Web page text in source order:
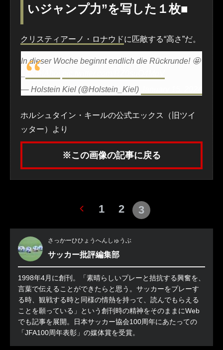
いジャンプ力”を写した１枚■
クリスティアーノ・ロナウドに匹敵する“高さ”だ。
In dieser Woche beginnt endlich die Rückrunde! 🤩
#KielAhoi
— Holstein Kiel (@Holstein_Kiel)
ホルシュタイン・キールの公式エックス（旧ツイ
ッター）より
※この画像の記事に戻る
1 2 3
さっかーひひょうへんしゅうぶ
サッカー批評編集部
1998年4月に創刊。「素晴らしいプレーと拮抗する興奮を、
言葉で伝えることができたらと思う。サッカーをプレーす
る時、観戦する時と同様の情熱を持って、読んでもらえる
ことを願っている」という創刊時の精神をそのままにWeb
でも記事を展開。日本サッカー協会100周年にあたっての
「JFA100周年表彰」の媒体賞を受賞。